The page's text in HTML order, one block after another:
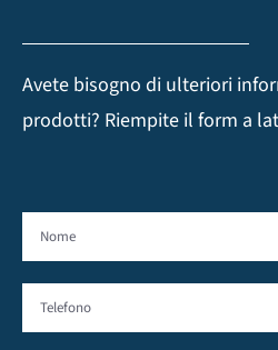
Avete bisogno di ulteriori
prodotti? Riempite il form a